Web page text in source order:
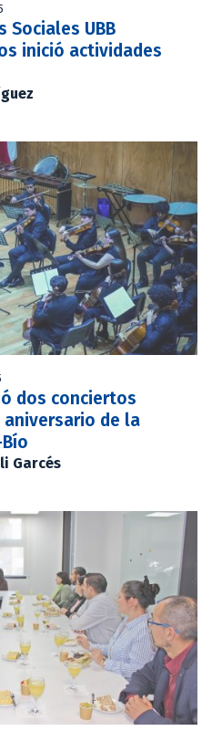
Sociales UBB
inició actividades
dos conciertos
aniversario de la
Garcés